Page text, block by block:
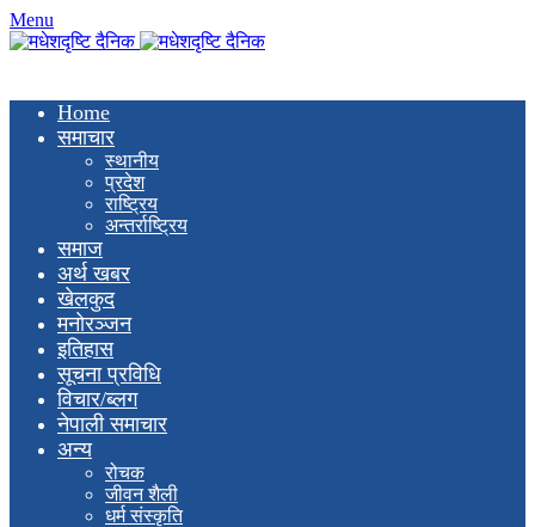
Menu
Home
समाचार
स्थानीय
प्रदेश
राष्ट्रिय
अन्तर्राष्ट्रिय
समाज
अर्थ खबर
खेलकुद
मनाेरञ्जन
इतिहास
सूचना प्रविधि
विचार/ब्लग
नेपाली समाचार
अन्य
रोचक
जीवन शैली
धर्म संस्कृति